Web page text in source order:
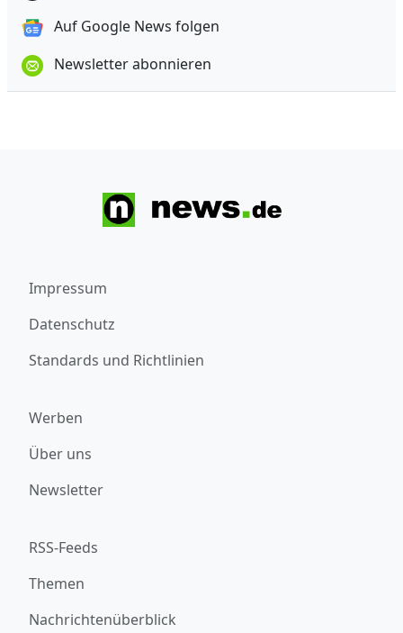
Auf Google News folgen
Newsletter abonnieren
Impressum
Datenschutz
Standards und Richtlinien
Werben
Über uns
Newsletter
RSS-Feeds
Themen
Nachrichtenüberblick